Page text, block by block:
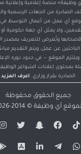
وظيفة» منصة إعلامية
الصادرة من الجهات الرسمية
أي عمل من أعمال التوسط
ولا يمثل أي جهة حكومية
وتُعرض للتعريف بمصدر
عن عمل، ويتم التقديم
ويلتزم الموقع — في حدود دوره
بمحتوى إعلانات الشواغر
الصادرة بقرار وزاري. اعرف المزيد
جميع الحقوق محفوظة
لموقع أي وظيفة © 2014-2026